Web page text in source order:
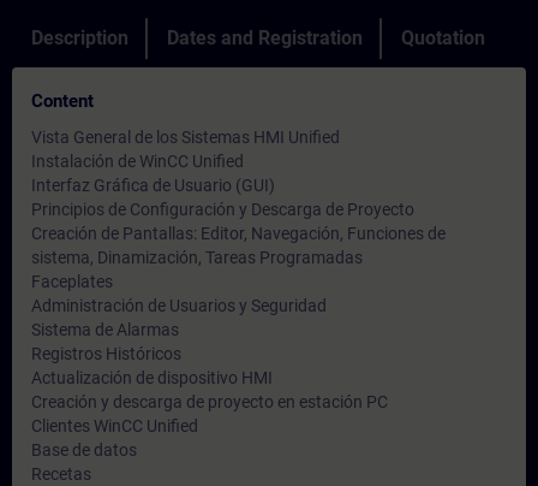
Description Dates and Registration Quotation
Content
Vista General de los Sistemas HMI Unified
Instalación de WinCC Unified
Interfaz Gráfica de Usuario (GUI)
Principios de Configuración y Descarga de Proyecto
Creación de Pantallas: Editor, Navegación, Funciones de
sistema, Dinamización, Tareas Programadas
Faceplates
Administración de Usuarios y Seguridad
Sistema de Alarmas
Registros Históricos
Actualización de dispositivo HMI
Creación y descarga de proyecto en estación PC
Clientes WinCC Unified
Base de datos
Recetas